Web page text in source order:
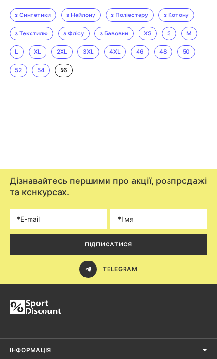
з Синтетики з Нейлону з Поліестеру з Котону
з Текстилю з Флісу з Бавовни XS S M
L XL 2XL 3XL 4XL 46 48 50
52 54 56
Дізнавайтесь першими про акції, розпродажі
та конкурсах.
ПІДПИСАТИСЯ
TELEGRAM
ІНФОРМАЦІЯ